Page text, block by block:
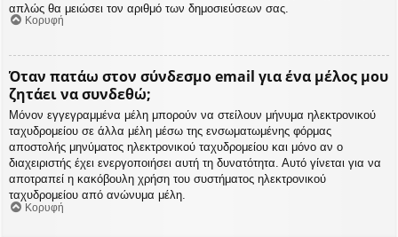
απλώς θα μειώσει τον αριθμό των δημοσιεύσεων σας.
Κορυφή
Όταν πατάω στον σύνδεσμο email για ένα μέλος μου
ζητάει να συνδεθώ;
Μόνον εγγεγραμμένα μέλη μπορούν να στείλουν μήνυμα ηλεκτρονικού
ταχυδρομείου σε άλλα μέλη μέσω της ενσωματωμένης φόρμας
αποστολής μηνύματος ηλεκτρονικού ταχυδρομείου και μόνο αν ο
διαχειριστής έχει ενεργοποιήσει αυτή τη δυνατότητα. Αυτό γίνεται για να
αποτραπεί η κακόβουλη χρήση του συστήματος ηλεκτρονικού
ταχυδρομείου από ανώνυμα μέλη.
Κορυφή